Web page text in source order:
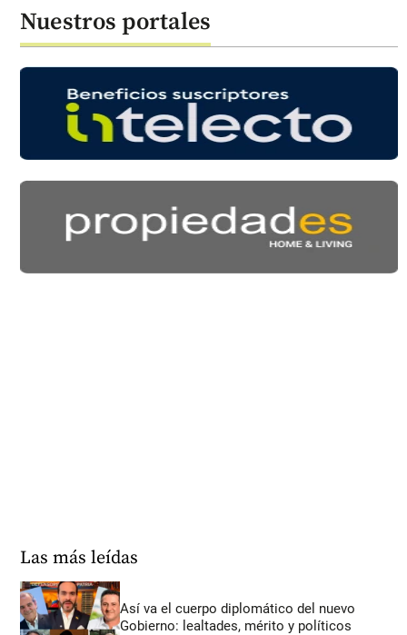
Nuestros portales
Las más leídas
Así va el cuerpo diplomático del nuevo
Gobierno: lealtades, mérito y políticos